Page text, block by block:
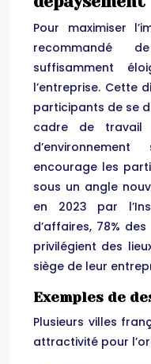
Pour maximiser
recommandé
suffisamment
l’entreprise. Cette
participants de se
cadre de travail
encourage les
sous un angle
en 2023 par
d’affaires, 78%
privilégient des
siège de leur
Exemples de
Plusieurs villes
attractivité pour